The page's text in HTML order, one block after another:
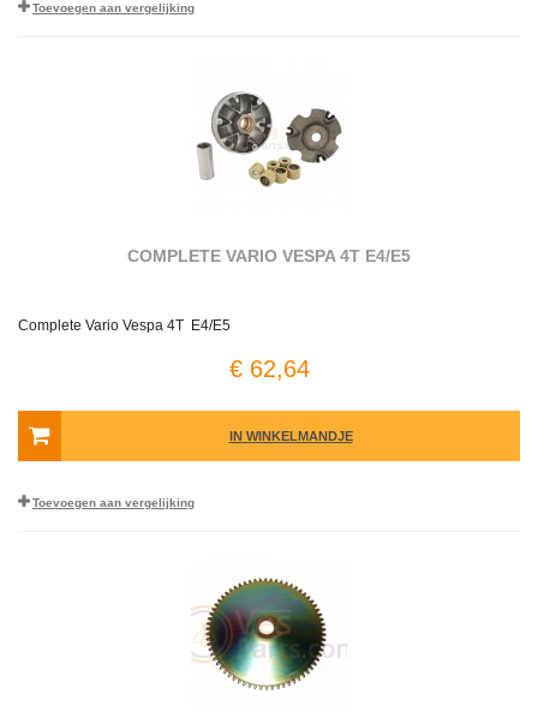
Toevoegen aan vergelijking
COMPLETE VARIO VESPA 4T E4/E5
Complete Vario Vespa 4T E4/E5
€ 62,64
IN WINKELMANDJE
Toevoegen aan vergelijking